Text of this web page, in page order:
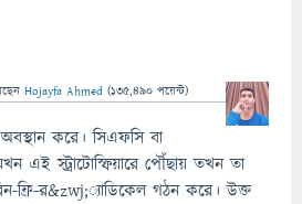
Hojayfa Ahmed (135,490 পয়েন্ট)
অবস্থান করে। সিএফসি বা
এই স্ট্রাটোস্ফিয়ারে পৌঁছায় তখন তা
ফ্রি-র&zwj;্যাডিকেল গঠন করে। উক্ত